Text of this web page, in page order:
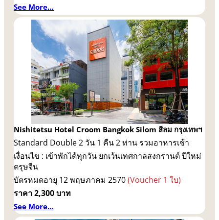
See More…
Nishitetsu Hotel Croom Bangkok Silom สีลม กรุงเทพฯ
Standard Double 2 วัน 1 คืน 2 ท่าน รวมอาหารเช้า
เงื่อนไข : เข้าพักได้ทุกวัน ยกเว้นเทศกาลสงกรานต์ ปีใหม่
ตรุษจีน
บัตรหมดอายุ 12 พฤษภาคม 2570(Voucher 1 ใบ)
ราคา 2,300 บาท
See More…